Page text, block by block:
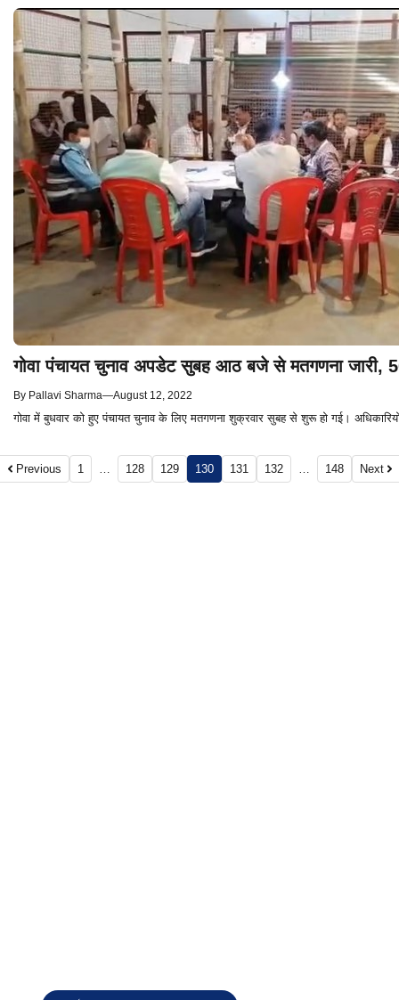
गोवा पंचायत चुनाव अपडेट सुबह आठ बजे से मतगणना जारी,
By Pallavi Sharma—August 12, 2022
गोवा में बुधवार को हुए पंचायत चुनाव के लिए मतगणना शुक्रवार सुबह से शुरू हो गई।
Previous 1 … 128 129 130 131 132 … 148 Next